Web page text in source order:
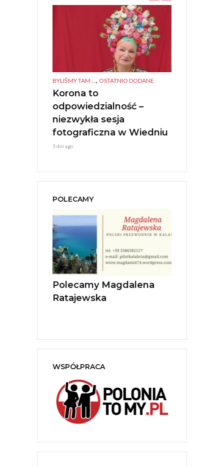
BYLIŚMY TAM ... , OSTATNIO DODANE
Korona to
odpowiedzialność –
niezwykła sesja
fotograficzna w Wiedniu
3 dni ago
POLECAMY
Polecamy Magdalena
Ratajewska
WSPÓŁPRACA